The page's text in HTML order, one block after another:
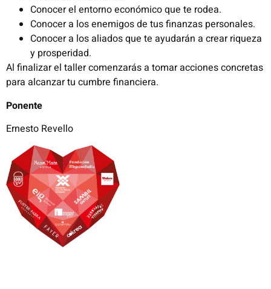
Conocer el entorno económico que te rodea.
Conocer a los enemigos de tus finanzas personales.
Conocer a los aliados que te ayudarán a crear riqueza
y prosperidad.
Al finalizar el taller comenzarás a tomar acciones concretas
para alcanzar tu cumbre financiera.
Ponente
Ernesto Revello